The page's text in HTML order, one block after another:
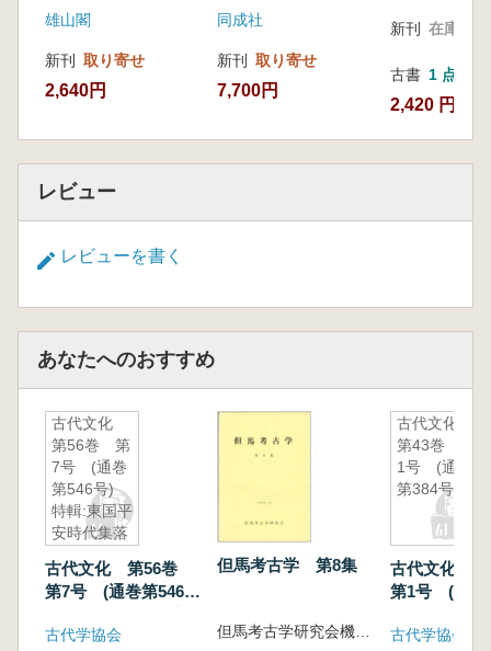
雄山閣
新刊 取り寄せ
2,640円
同成社
新刊 取り寄せ
7,700円
新刊 在庫なし
古書 1 点
2,420 円
レビュー
レビューを書く
あなたへのおすすめ
古代文化
第56巻 第
7号 (通巻
第546号)
特輯:東国平
安時代集落
川・一の宮
遺跡を中心
古代文化 第56巻
第7号 (通巻第546
時代集落遺跡論-落
古代学協会
但馬考古学 第8集
古代文化
第43巻 第
1号 (通巻
第384号)
古代文化
第1号 (通巻
古代学協会